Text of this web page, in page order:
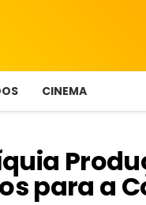
CINEMA
para a